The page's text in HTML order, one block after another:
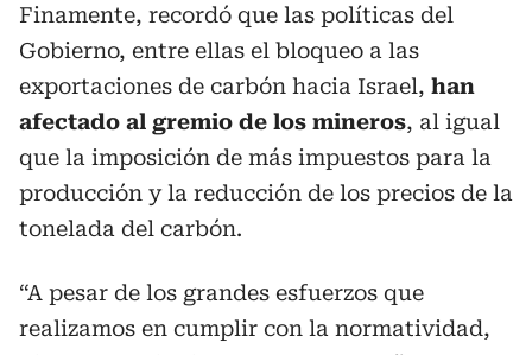
Finamente, recordó que las políticas del
Gobierno, entre ellas el bloqueo a las
exportaciones de carbón hacia Israel, han
afectado al gremio de los mineros, al igual
que la imposición de más impuestos para la
producción y la reducción de los precios de la
tonelada del carbón.
“A pesar de los grandes esfuerzos que
realizamos en cumplir con la normatividad,